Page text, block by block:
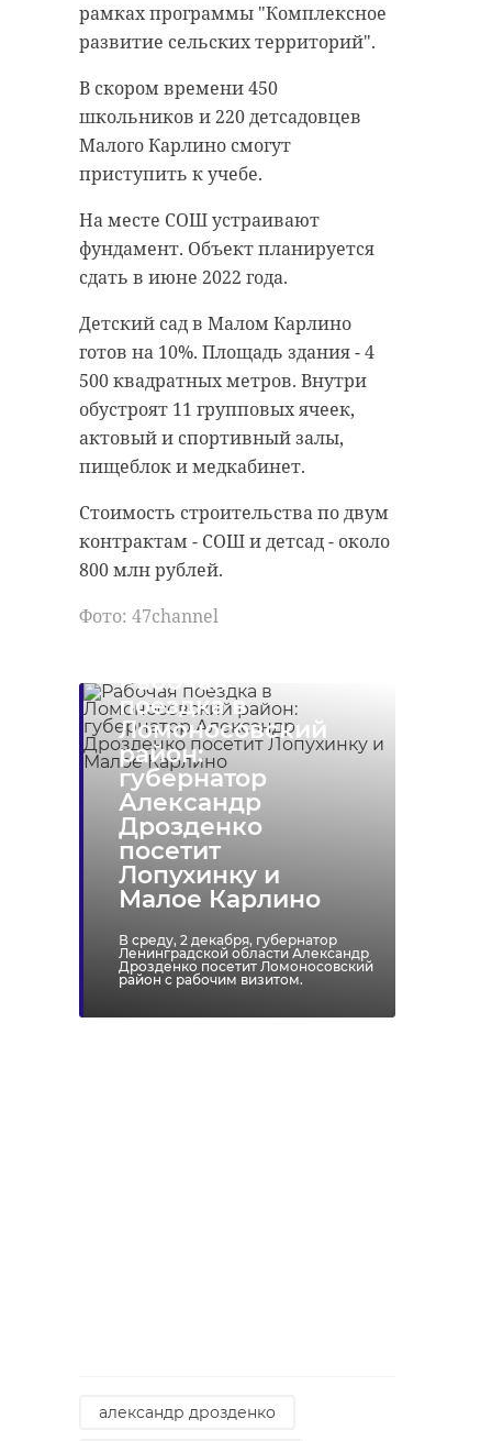
рамках программы "Комплексное
развитие сельских территорий".
В скором времени 450
школьников и 220 детсадовцев
Малого Карлино смогут
приступить к учебе.
На месте СОШ устраивают
фундамент. Объект планируется
сдать в июне 2022 года.
Детский сад в Малом Карлино
готов на 10%. Площадь здания - 4
500 квадратных метров. Внутри
обустроят 11 групповых ячеек,
актовый и спортивный залы,
пищеблок и медкабинет.
Стоимость строительства по двум
контрактам - СОШ и детсад - около
800 млн рублей.
Фото: 47channel
Рабочая
поездка в
Ломоносовский
район:
губернатор
Александр
Дрозденко
посетит
Лопухинку и
Малое Карлино
В среду, 2 декабря, губернатор
Ленинградской области Александр
Дрозденко посетит Ломоносовский
район с рабочим визитом.
александр дрозденко
Сейчас расчищают рамы, снимают
Реставрируют уникальные
витражи в морском стиле.
Впереди шпаклевка дома,
утепление пенькой,
противопожарная обработка.
гатчинский район
добровольцы
реставрация усадьба
Поделиться статьей:
РЕКОМЕНДУЕМ
Хирург из
Петербурга
восстанавливает
старинную финск
24 ноября 2020, 19:15
Руслан Семенченко мечтает,
больше узнали о жизни Анны. В
этом году бельгийские архивы
рассекретят документы 100-
летней давности и, может тогда,
Анны Беквор и других бельгийцев
в Сосновом Бору.
история сосновый бор
Поделиться статьей: